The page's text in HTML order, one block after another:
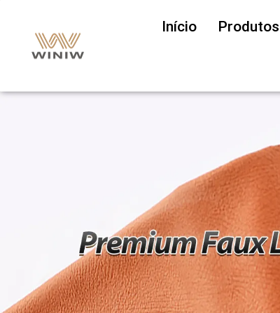
Início Produtos